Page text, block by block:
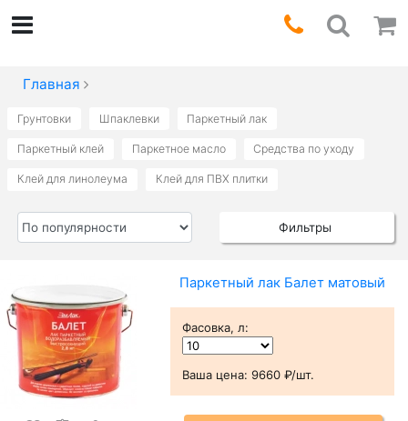
Главная
Грунтовки Шпаклевки Паркетный лак
Паркетный клей Паркетное масло Средства по уходу
Клей для линолеума Клей для ПВХ плитки
Фильтры
Паркетный лак Балет матовый
Фасовка, л:
Ваша цена: 9660 ₽/шт.